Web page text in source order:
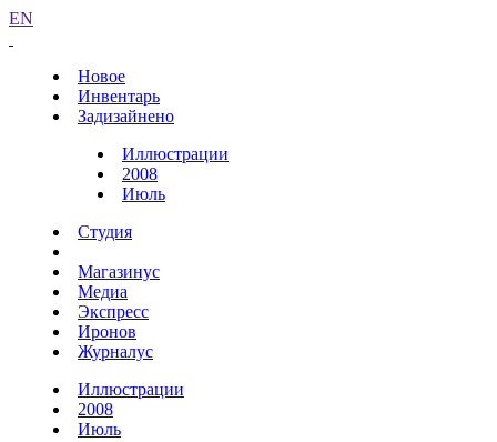
EN
Новое
Инвентарь
Задизайнено
Иллюстрации
2008
Июль
Студия
Магазинус
Медиа
Экспресс
Иронов
Журналус
Иллюстрации
2008
Июль